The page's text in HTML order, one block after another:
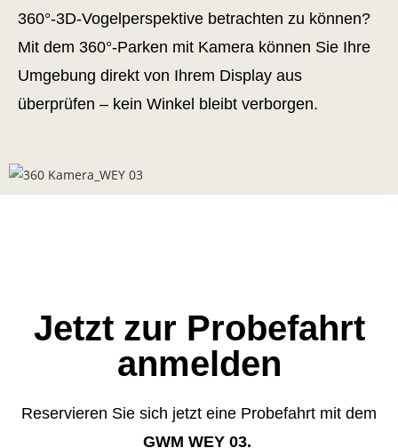
360°-3D-Vogelperspektive betrachten zu können?
Mit dem 360°-Parken mit Kamera können Sie Ihre
Umgebung direkt von Ihrem Display aus
überprüfen – kein Winkel bleibt verborgen.
Jetzt zur Probefahrt
anmelden
Reservieren Sie sich jetzt eine Probefahrt mit dem
GWM WEY 03.